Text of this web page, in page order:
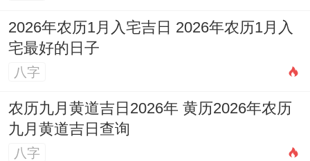
2026年农历1月入宅吉日 2026年农历1月入
宅最好的日子
八字
农历九月黄道吉日2026年 黄历2026年农历
九月黄道吉日查询
八字